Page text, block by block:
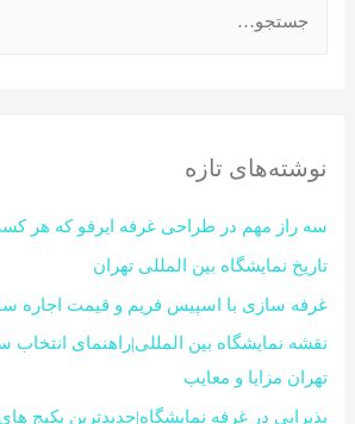
نوشته‌های تازه
سه راز مهم در طراحی غرفه ایرفو که هر کسی
تاریخ نمایشگاه بین المللی تهران
غرفه سازی با اسپیس فریم و قیمت اجاره
نقشه نمایشگاه بین المللی|راهنمای انتخاب
تهران مزایا و معایب
پذیرایی در غرفه نمایشگاه|جدیدترین پکیج